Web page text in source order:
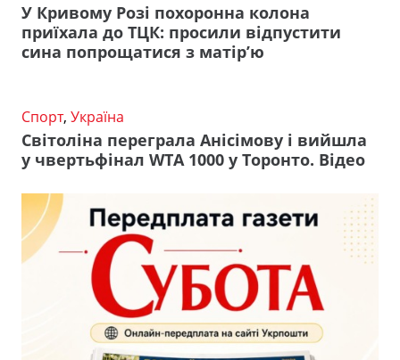
У Кривому Розі похоронна колона
приїхала до ТЦК: просили відпустити
сина попрощатися з матір’ю
Спорт, Україна
Світоліна переграла Анісімову і вийшла
у чвертьфінал WTA 1000 у Торонто. Відео